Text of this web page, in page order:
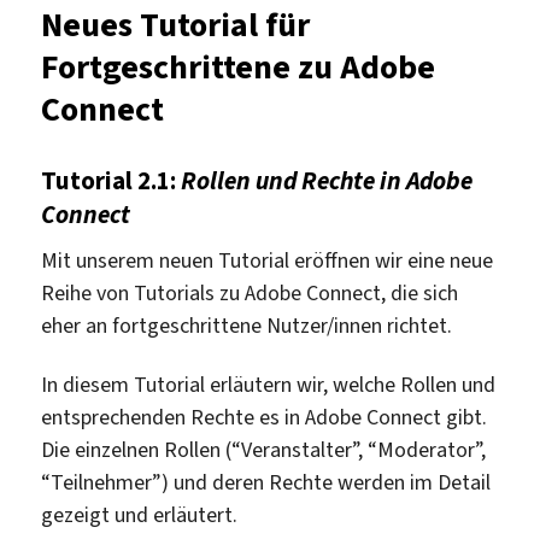
Fortgeschrittene
zu
Adobe
Connect
Neues Tutorial für
Fortgeschrittene zu Adobe
Connect
Tutorial 2.1:Rollen und Rechte in Adobe
Connect
Mit unserem neuen Tutorial eröffnen wir eine neue
Reihe von Tutorials zu Adobe Connect, die sich
eher an fortgeschrittene Nutzer/innen richtet.
In diesem Tutorial erläutern wir, welche Rollen und
entsprechenden Rechte es in Adobe Connect gibt.
Die einzelnen Rollen (“Veranstalter”, “Moderator”,
“Teilnehmer”) und deren Rechte werden im Detail
gezeigt und erläutert.